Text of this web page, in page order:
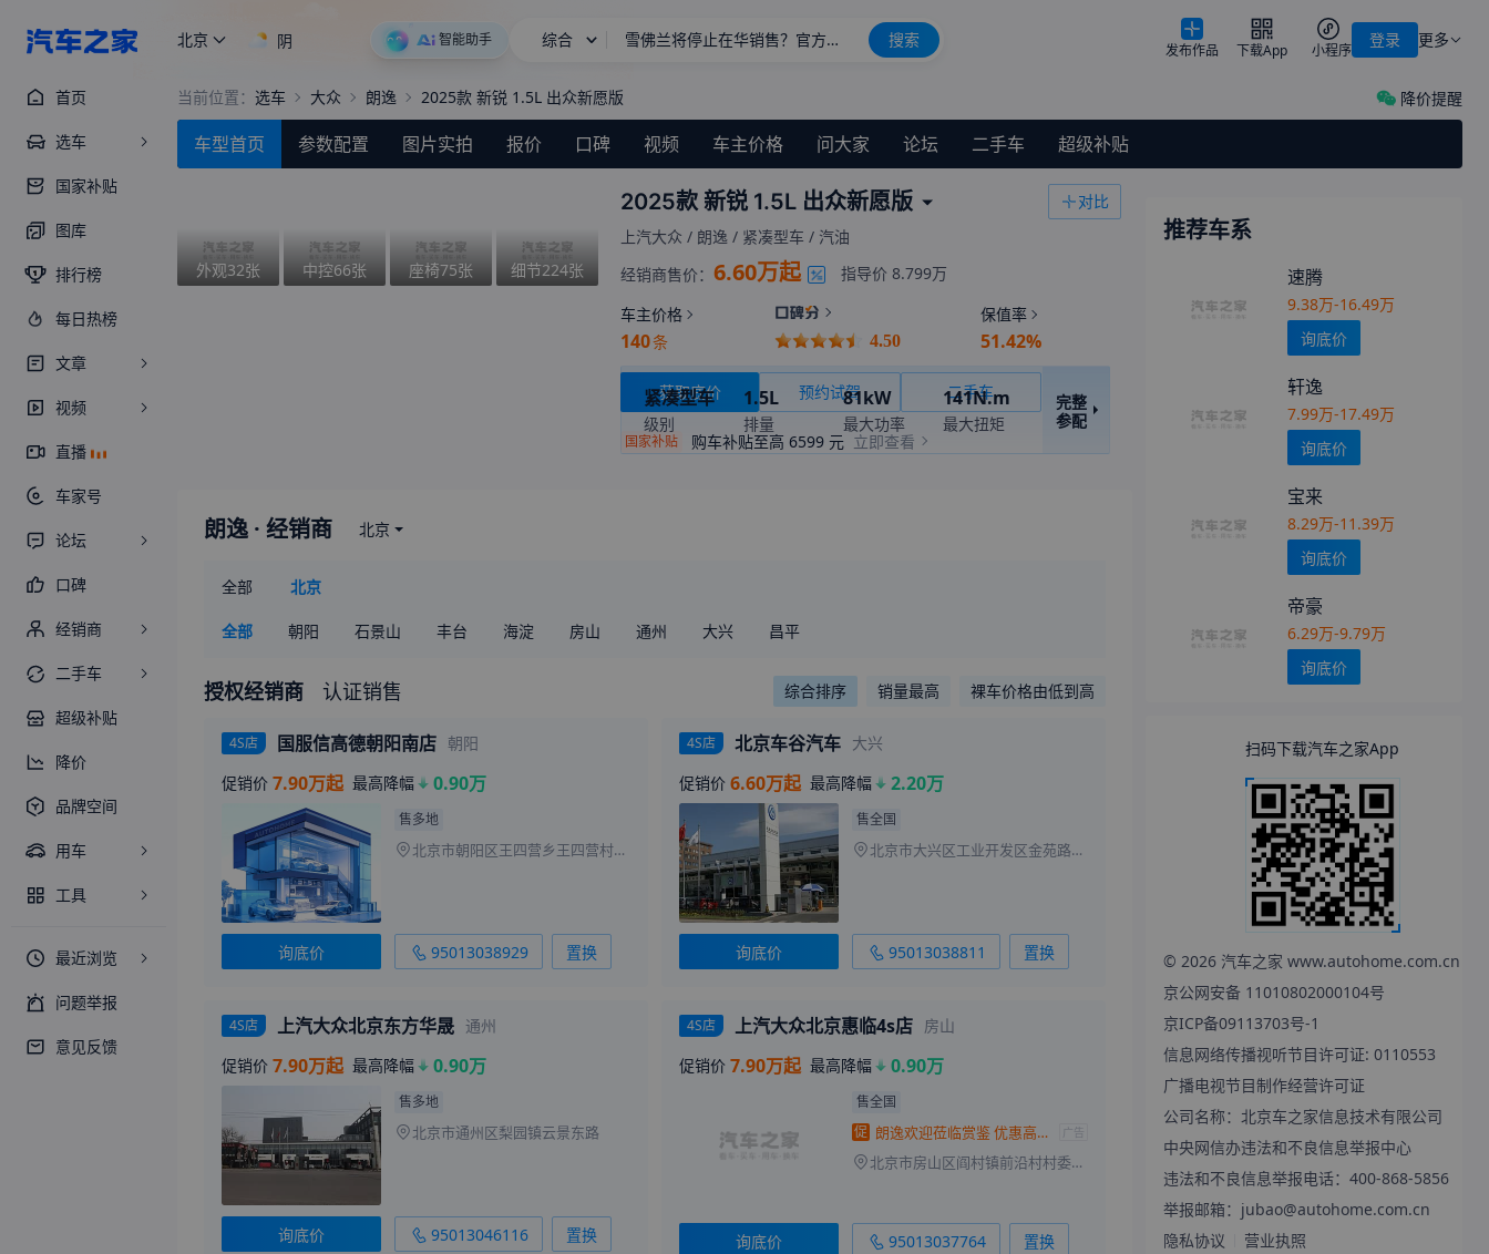
北京 阴 智能助手 综合 雪佛兰将停止在华销售？官方回应 搜索 更多
登录
发布作品 下载App 小程序
首页
选车
国家补贴
图库
排行榜
每日热榜
文章
视频
直播
车家号
论坛
口碑
经销商
二手车
超级补贴
降价
品牌空间
用车
工具
最近浏览
问题举报
意见反馈
当前位置： 选车 大众 朗逸 2025款 新锐 1.5L 出众新愿版 降价提醒
车型首页 参数配置 图片实拍 报价 口碑 视频 车主价格 问大家 论坛 二手车 超级补贴
外观32张 中控66张 座椅75张 细节224张
2025款 新锐 1.5L 出众新愿版
对比
上汽大众 / 朗逸 / 紧凑型车 / 汽油
经销商售价： 6.60万起 指导价 8.799万
车主价格
140条 4.50
保值率
51.42%
获取底价 预约试驾 二手车
国家补贴 购车补贴至高 6599 元 立即查看
紧凑型车
级别
1.5L
排量
81kW
最大功率
141N.m
最大扭矩
完整
参配
朗逸 · 经销商 北京
全部 北京
全部 朝阳 石景山 丰台 海淀 房山 通州 大兴 昌平
授权经销商 认证销售 综合排序 销量最高 裸车价格由低到高
4S店 国服信高德朝阳南店 朝阳
促销价 7.90万起 最高降幅 0.90万
售多地
北京市朝阳区王四营乡王四营村339号
询底价 95013038929 置换
4S店 北京车谷汽车 大兴
促销价 6.60万起 最高降幅 2.20万
售全国
北京市大兴区工业开发区金苑路13号
询底价 95013038811 置换
4S店 上汽大众北京东方华晟 通州
促销价 7.90万起 最高降幅 0.90万
售多地
北京市通州区梨园镇云景东路
询底价 95013046116 置换
4S店 上汽大众北京惠临4s店 房山
促销价 7.90万起 最高降幅 0.90万
售全国
促
朗逸欢迎莅临赏鉴 优惠高达4.6万 广告
北京市房山区阎村镇前沿村村委会南88米（房山区澎湃汽车公园内东北角）上汽大众 北京惠临
询底价 95013037764 置换
推荐车系
速腾
9.38万-16.49万
询底价
轩逸
7.99万-17.49万
询底价
宝来
8.29万-11.39万
询底价
帝豪
6.29万-9.79万
询底价
扫码下载汽车之家App
© 2026汽车之家 www.autohome.com.cn
京公网安备 11010802000104号
京ICP备09113703号-1
信息网络传播视听节目许可证: 0110553
广播电视节目制作经营许可证
公司名称：北京车之家信息技术有限公司
中央网信办违法和不良信息举报中心
违法和不良信息举报电话：400-868-5856
举报邮箱：jubao@autohome.com.cn
隐私协议
营业执照